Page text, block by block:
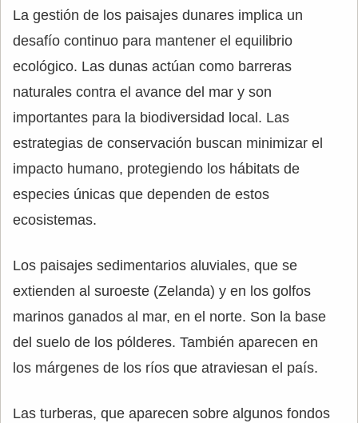
La gestión de los paisajes dunares implica un
desafío continuo para mantener el equilibrio
ecológico. Las dunas actúan como barreras
naturales contra el avance del mar y son
importantes para la biodiversidad local. Las
estrategias de conservación buscan minimizar el
impacto humano, protegiendo los hábitats de
especies únicas que dependen de estos
ecosistemas.
Los paisajes sedimentarios aluviales, que se
extienden al suroeste (Zelanda) y en los golfos
marinos ganados al mar, en el norte. Son la base
del suelo de los pólderes. También aparecen en
los márgenes de los ríos que atraviesan el país.
Las turberas, que aparecen sobre algunos fondos